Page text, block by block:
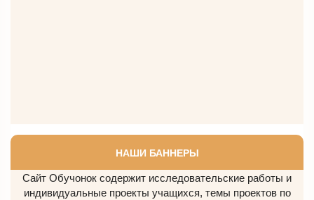
НАШИ БАННЕРЫ
Сайт Обучонок содержит исследовательские работы и
индивидуальные проекты учащихся, темы проектов по